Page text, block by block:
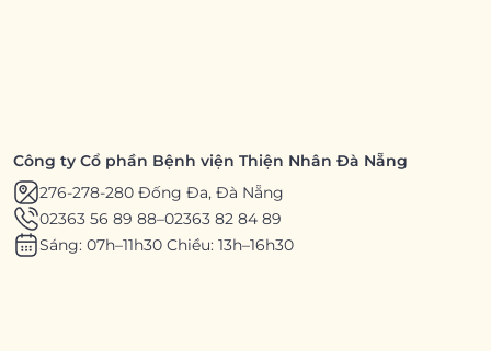
Công ty Cổ phần Bệnh viện Thiện Nhân Đà Nẵng
276-278-280 Đống Đa, Đà Nẵng
02363 56 89 88–02363 82 84 89
Sáng: 07h–11h30 Chiều: 13h–16h30